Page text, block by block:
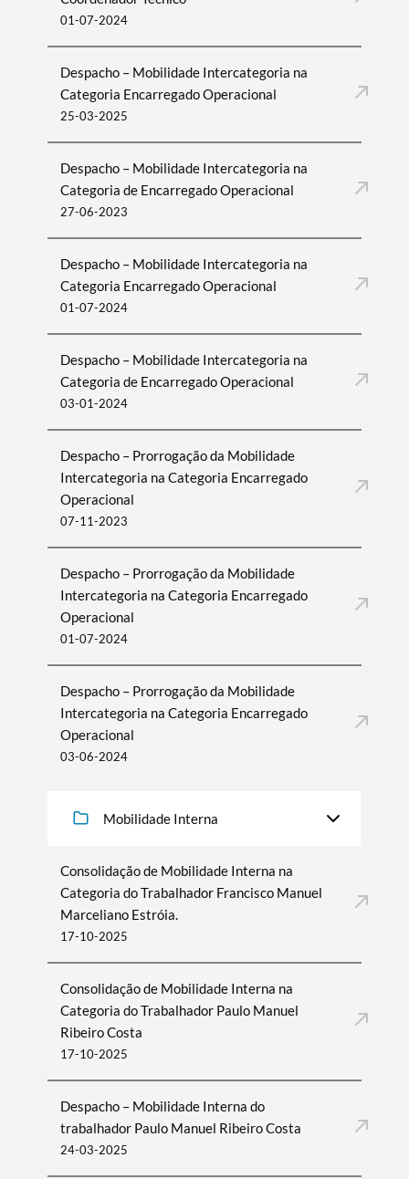
01-07-2024
Despacho – Mobilidade Intercategoria na
Categoria Encarregado Operacional
25-03-2025
Despacho – Mobilidade Intercategoria na
Categoria de Encarregado Operacional
27-06-2023
Despacho – Mobilidade Intercategoria na
Categoria Encarregado Operacional
01-07-2024
Despacho – Mobilidade Intercategoria na
Categoria de Encarregado Operacional
03-01-2024
Despacho – Prorrogação da Mobilidade
Intercategoria na Categoria Encarregado
Operacional
07-11-2023
Despacho – Prorrogação da Mobilidade
Intercategoria na Categoria Encarregado
Operacional
01-07-2024
Despacho – Prorrogação da Mobilidade
Intercategoria na Categoria Encarregado
Operacional
03-06-2024
Mobilidade Interna
Consolidação de Mobilidade Interna na
Categoria do Trabalhador Francisco Manuel
Marceliano Estróia.
17-10-2025
Consolidação de Mobilidade Interna na
Categoria do Trabalhador Paulo Manuel
Ribeiro Costa
17-10-2025
Despacho – Mobilidade Interna do
trabalhador Paulo Manuel Ribeiro Costa
24-03-2025